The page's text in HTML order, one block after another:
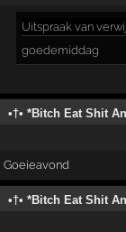
Uitspraak van
goedemiddag
•†• *Bitch Eat Shit
Goeieavond
•†• *Bitch Eat Shit